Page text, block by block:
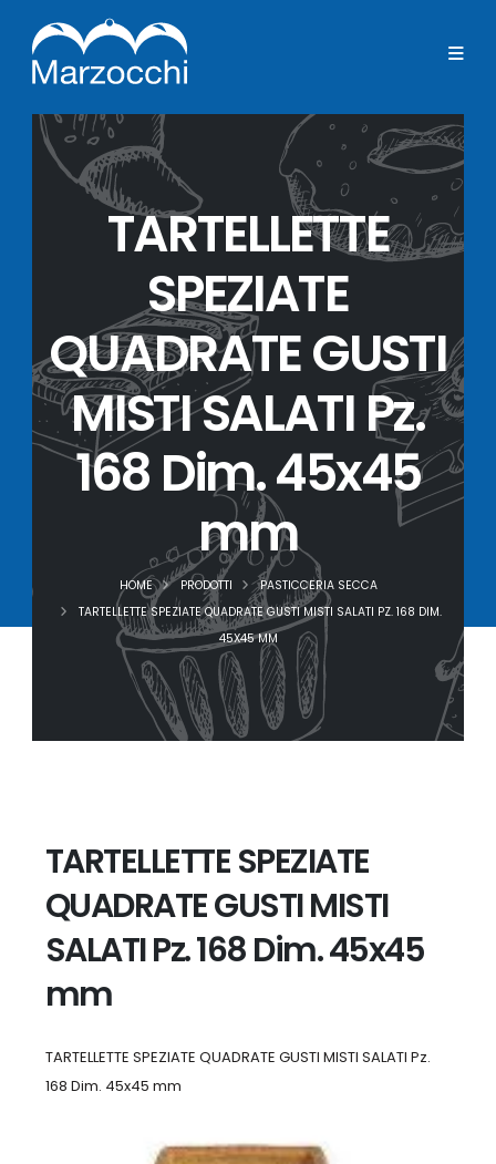
TARTELLETTE
SPEZIATE
QUADRATE GUSTI
MISTI SALATI Pz.
168 Dim. 45x45
mm
HOME PRODOTTI
PASTICCERIA SECCA
TARTELLETTE SPEZIATE QUADRATE GUSTI MISTI SALATI PZ. 168 DIM.
45X45 MM
TARTELLETTE SPEZIATE
QUADRATE GUSTI MISTI
SALATI Pz. 168 Dim. 45x45
mm
TARTELLETTE SPEZIATE QUADRATE GUSTI MISTI SALATI Pz.
168 Dim. 45x45 mm